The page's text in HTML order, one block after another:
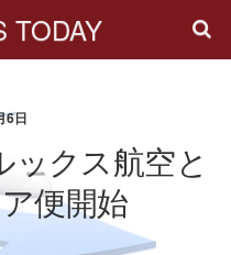
TODAY
6日
ックス航空と
便開始